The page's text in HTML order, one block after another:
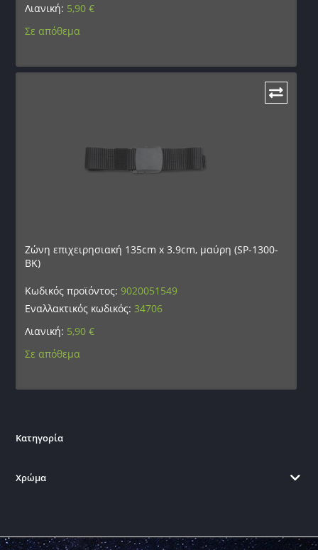
Λιανική: 5,90€
Σε απόθεμα
Ζώνη επιχειρησιακή 135cm x 3.9cm, μαύρη (SP-1300-
BK)
Κωδικός προϊόντος:9020051549
Εναλλακτικός κωδικός: 34706
Λιανική: 5,90€
Σε απόθεμα
Κατηγορία
Χρώμα